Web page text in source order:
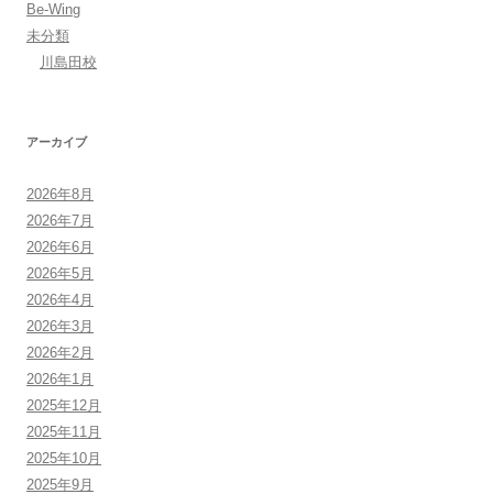
Be-Wing
未分類
川島田校
アーカイブ
2026年8月
2026年7月
2026年6月
2026年5月
2026年4月
2026年3月
2026年2月
2026年1月
2025年12月
2025年11月
2025年10月
2025年9月